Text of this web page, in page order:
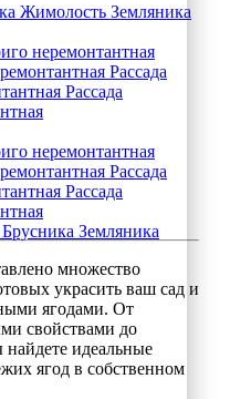
Жимолость Земляника
неремонтантная
Рассада
Рассада
неремонтантная
Рассада
Рассада
Брусника Земляника
множество
украсить ваш сад и
ягодами. От
свойствами до
идеальные
ягод в собственном